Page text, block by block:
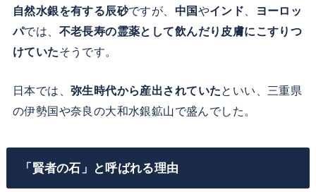
自然水銀を有する辰砂ですが、 中国やインド
ヨーロッ
パでは、 不老長寿の霊薬として飲んだり皮膚にこすりつ
けていたそうです。
日本では、 弥生時代から産出されていたといい、三重県
の伊勢国や奈良の大和水銀鉱山で盛んでした。
「賢者の石」と呼ばれる理由